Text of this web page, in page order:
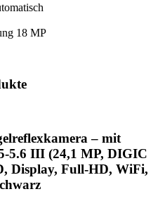
18 MP
– mit
5.6 III (24,1 MP, DIGIC
Display, Full-HD, WiFi,